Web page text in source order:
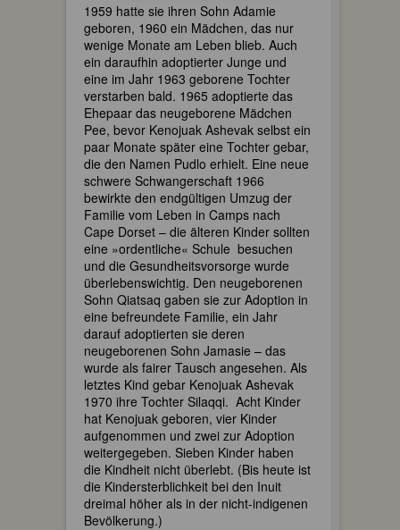
1959 hatte sie ihren Sohn Adamie
geboren, 1960 ein Mädchen, das nur
wenige Monate am Leben blieb. Auch
ein daraufhin adoptierter Junge und
eine im Jahr 1963 geborene Tochter
verstarben bald. 1965 adoptierte das
Ehepaar das neugeborene Mädchen
Pee, bevor Kenojuak Ashevak selbst ein
paar Monate später eine Tochter gebar,
die den Namen Pudlo erhielt. Eine neue
schwere Schwangerschaft 1966
bewirkte den endgültigen Umzug der
Familie vom Leben in Camps nach
Cape Dorset – die älteren Kinder sollten
eine »ordentliche« Schule besuchen
und die Gesundheitsvorsorge wurde
überlebenswichtig. Den neugeborenen
Sohn Qiatsaq gaben sie zur Adoption in
eine befreundete Familie, ein Jahr
darauf adoptierten sie deren
neugeborenen Sohn Jamasie – das
wurde als fairer Tausch angesehen. Als
letztes Kind gebar Kenojuak Ashevak
1970 ihre Tochter Silaqqi. Acht Kinder
hat Kenojuak geboren, vier Kinder
aufgenommen und zwei zur Adoption
weitergegeben. Sieben Kinder haben
die Kindheit nicht überlebt. (Bis heute ist
die Kindersterblichkeit bei den Inuit
dreimal höher als in der nicht-indigenen
Bevölkerung.)